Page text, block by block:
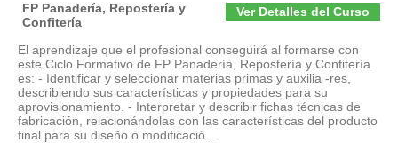
Ver Detalles del Curso
FP Panadería, Repostería y
Confitería
El aprendizaje que el profesional conseguirá al formarse con
este Ciclo Formativo de FP Panadería, Repostería y Confitería
es: - Identificar y seleccionar materias primas y auxilia -res,
describiendo sus características y propiedades para su
aprovisionamiento. - Interpretar y describir fichas técnicas de
fabricación, relacionándolas con las características del producto
final para su diseño o modificació...